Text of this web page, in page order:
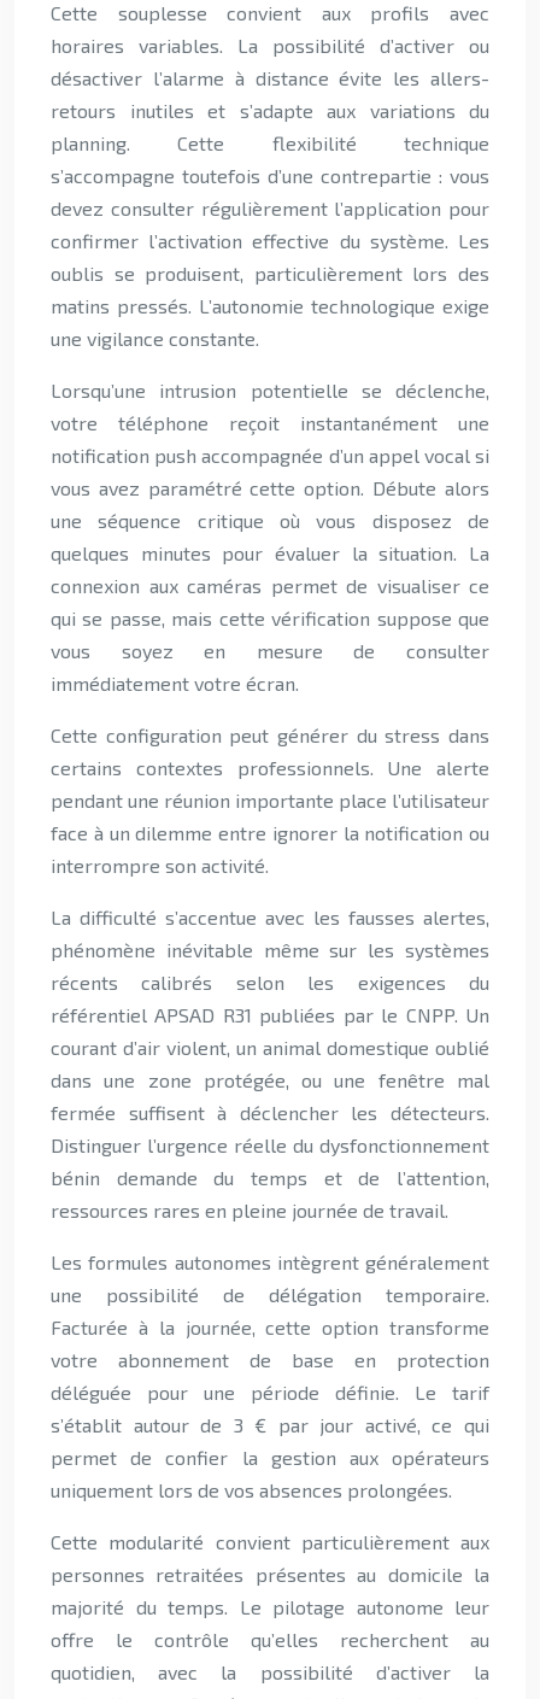
Cette souplesse convient aux profils avec
horaires variables. La possibilité d’activer ou
désactiver l’alarme à distance évite les allers-
retours inutiles et s’adapte aux variations du
planning. Cette flexibilité technique
s’accompagne toutefois d’une contrepartie : vous
devez consulter régulièrement l’application pour
confirmer l’activation effective du système. Les
oublis se produisent, particulièrement lors des
matins pressés. L’autonomie technologique exige
une vigilance constante.
Lorsqu’une intrusion potentielle se déclenche,
votre téléphone reçoit instantanément une
notification push accompagnée d’un appel vocal si
vous avez paramétré cette option. Débute alors
une séquence critique où vous disposez de
quelques minutes pour évaluer la situation. La
connexion aux caméras permet de visualiser ce
qui se passe, mais cette vérification suppose que
vous soyez en mesure de consulter
immédiatement votre écran.
Cette configuration peut générer du stress dans
certains contextes professionnels. Une alerte
pendant une réunion importante place l’utilisateur
face à un dilemme entre ignorer la notification ou
interrompre son activité.
La difficulté s’accentue avec les fausses alertes,
phénomène inévitable même sur les systèmes
récents calibrés selon les exigences du
référentiel APSAD R31 publiées par le CNPP. Un
courant d’air violent, un animal domestique oublié
dans une zone protégée, ou une fenêtre mal
fermée suffisent à déclencher les détecteurs.
Distinguer l’urgence réelle du dysfonctionnement
bénin demande du temps et de l’attention,
ressources rares en pleine journée de travail.
Les formules autonomes intègrent généralement
une possibilité de délégation temporaire.
Facturée à la journée, cette option transforme
votre abonnement de base en protection
déléguée pour une période définie. Le tarif
s’établit autour de 3 € par jour activé, ce qui
permet de confier la gestion aux opérateurs
uniquement lors de vos absences prolongées.
Cette modularité convient particulièrement aux
personnes retraitées présentes au domicile la
majorité du temps. Le pilotage autonome leur
offre le contrôle qu’elles recherchent au
quotidien, avec la possibilité d’activer la